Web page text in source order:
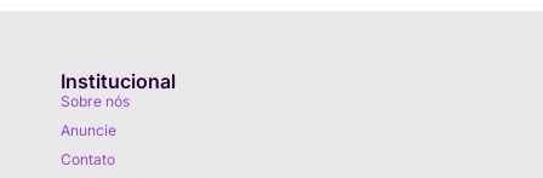
Institucional
Sobre nós
Anuncie
Contato